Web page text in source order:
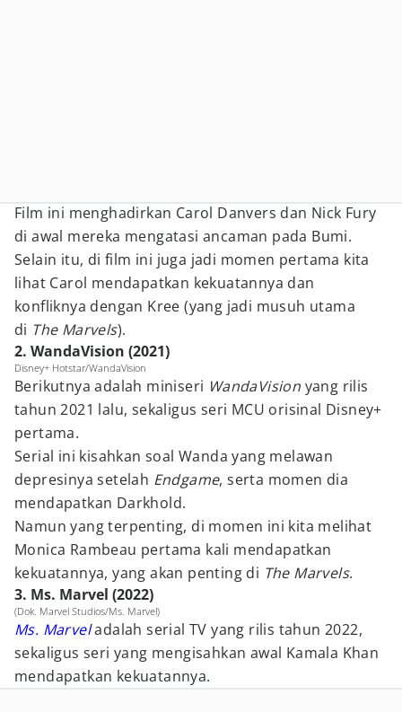
Film ini menghadirkan Carol Danvers dan Nick Fury
di awal mereka mengatasi ancaman pada Bumi.
Selain itu, di film ini juga jadi momen pertama kita
lihat Carol mendapatkan kekuatannya dan
konfliknya dengan Kree (yang jadi musuh utama
di The Marvels).
2. WandaVision (2021)
Disney+ Hotstar/WandaVision
Berikutnya adalah miniseri WandaVision yang rilis
tahun 2021 lalu, sekaligus seri MCU orisinal Disney+
pertama.
Serial ini kisahkan soal Wanda yang melawan
depresinya setelah Endgame, serta momen dia
mendapatkan Darkhold.
Namun yang terpenting, di momen ini kita melihat
Monica Rambeau pertama kali mendapatkan
kekuatannya, yang akan penting di The Marvels.
3. Ms. Marvel (2022)
(Dok. Marvel Studios/Ms. Marvel)
Ms. Marvel adalah serial TV yang rilis tahun 2022,
sekaligus seri yang mengisahkan awal Kamala Khan
mendapatkan kekuatannya.